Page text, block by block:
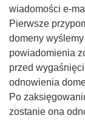
wiadomości e-
Pierwsze
domeny
powiadomienia
przed
odnowienia
Po
zostanie ona